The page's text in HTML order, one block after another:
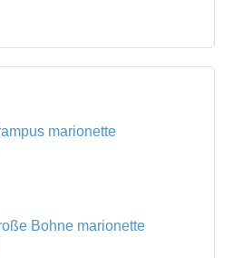
marionette
Bohne marionette